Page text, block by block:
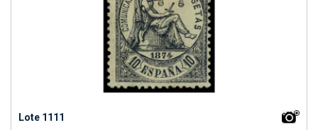
Lote 1111